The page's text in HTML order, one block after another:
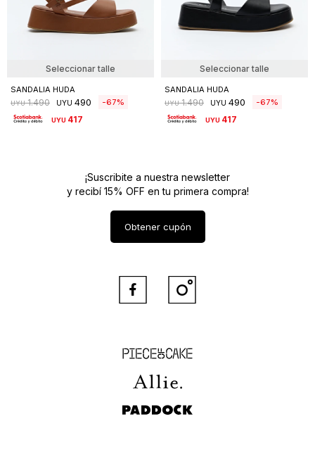
Seleccionar talle
SANDALIA HUDA
UYU 1.490 UYU 490 67
UYU 417
Seleccionar talle
SANDALIA HUDA
UYU 1.490 UYU 490 67
UYU 417
Piece of Cake
Allie
Paddock
¡Suscribite a nuestra newsletter
y recibí 15% OFF en tu primera compra!
Obtener cupón
 